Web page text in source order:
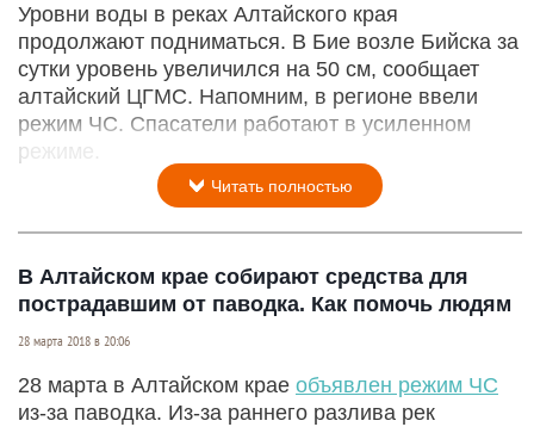
Уровни воды в реках Алтайского края
продолжают подниматься. В Бие возле Бийска за
сутки уровень увеличился на 50 см, сообщает
алтайский ЦГМС. Напомним, в регионе ввели
режим ЧС. Спасатели работают в усиленном
режиме.
Читать полностью
В Алтайском крае собирают средства для
пострадавшим от паводка. Как помочь людям
28 марта 2018 в 20:06
28 марта в Алтайском крае объявлен режим ЧС
из-за паводка. Из-за раннего разлива рек